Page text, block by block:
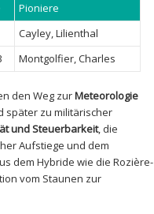
Pioniere
Cayley, ⁢Lilienthal
Montgolfier, Charles
den‌ Weg zur​Meteorologie
⁤später zu militärischer
und ​Steuerbarkeit, ⁣die
Aufstiege‍ und dem
dem Hybride wie die Rozière-
vom Staunen zur